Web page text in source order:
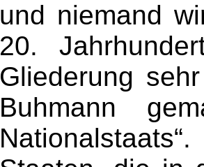
und niemand
20.
Gliederung
Buhmann